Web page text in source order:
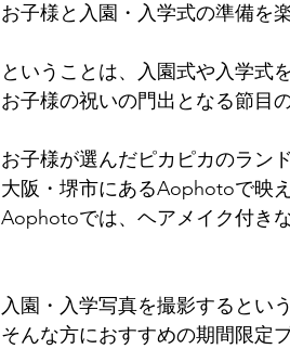
お子様と入園・入学式の準備を
ということは、入園式や入学式
お子様の祝いの門出となる節目
お子様が選んだピカピカのラン
大阪・堺市にあるAophotoで映
Aophotoでは、ヘアメイク付き
入園・入学写真を撮影するとい
そんな方におすすめの期間限定